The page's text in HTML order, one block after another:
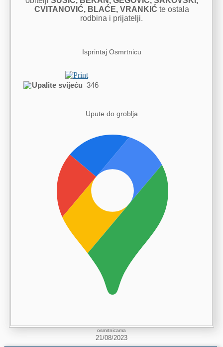
CVITANOVIĆ, BLAĆE, VRANKIĆ te ostala
rodbina i prijatelji.
Isprintaj Osmrtnicu
Upalite svijeću 346
Upute do groblja
osmrtnicama
21/08/2023